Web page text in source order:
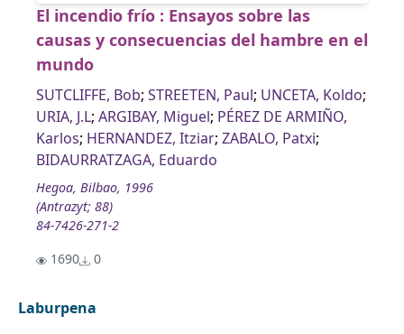
El incendio frío : Ensayos sobre las
causas y consecuencias del hambre en el
mundo
SUTCLIFFE, Bob; STREETEN, Paul; UNCETA, Koldo;
URIA, J.L; ARGIBAY, Miguel; PÉREZ DE ARMIÑO,
Karlos; HERNANDEZ, Itziar; ZABALO, Patxi;
BIDAURRATZAGA, Eduardo
Hegoa, Bilbao, 1996
(Antrazyt; 88)
84-7426-271-2
1690
0
Laburpena